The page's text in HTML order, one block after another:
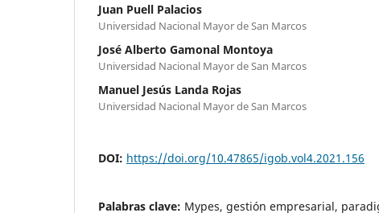
Juan Puell Palacios
Universidad Nacional Mayor de San Marcos
José Alberto Gamonal Montoya
Universidad Nacional Mayor de San Marcos
Manuel Jesús Landa Rojas
Universidad Nacional Mayor de San Marcos
DOI: https://doi.org/10.47865/igob.vol4.2021.156
Palabras clave: Mypes, gestión empresarial,